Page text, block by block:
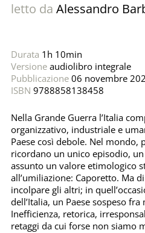
letto da Alessandro
Durata 1h 10min
Versioneaudiolibro integrale
Pubblicazione06 novembre
ISBN 9788858138458
Nella Grande Guerra l’Italia
organizzativo, industriale e
Paese così debole. Nel
ricordano un unico episodio,
assunto un valore etimologico
all’umiliazione: Caporetto. Ma
incolpare gli altri; in
dell’Italia, un Paese sospeso
Inefficienza, retorica,
retaggi da cui forse non siamo